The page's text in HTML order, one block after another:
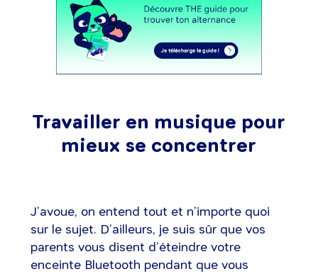
Travailler en musique pour
mieux se concentrer
J’avoue, on entend tout et n’importe quoi
sur le sujet. D’ailleurs, je suis sûr que vos
parents vous disent d’éteindre votre
enceinte Bluetooth pendant que vous